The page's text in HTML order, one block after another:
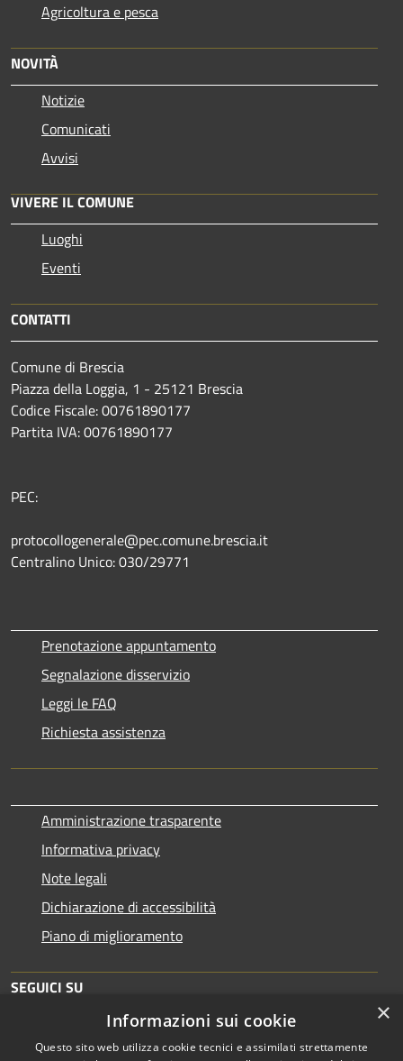
Agricoltura e pesca
NOVITÀ
Notizie
Comunicati
Avvisi
VIVERE IL COMUNE
Luoghi
Eventi
CONTATTI
Comune di Brescia
Piazza della Loggia, 1 - 25121 Brescia
Codice Fiscale: 00761890177
Partita IVA: 00761890177
PEC:
protocollogenerale@pec.comune.brescia.it
Centralino Unico: 030/29771
Prenotazione appuntamento
Segnalazione disservizio
Leggi le FAQ
Richiesta assistenza
Amministrazione trasparente
Informativa privacy
Note legali
Dichiarazione di accessibilità
Piano di miglioramento
SEGUICI SU
×
Informazioni sui cookie
Questo sito web utilizza cookie tecnici e assimilati strettamente